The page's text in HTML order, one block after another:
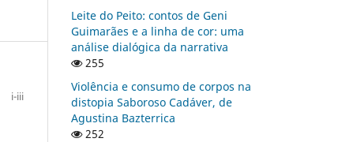
i-iii
Leite do Peito: contos de Geni
Guimarães e a linha de cor: uma
análise dialógica da narrativa
255
Violência e consumo de corpos na
distopia Saboroso Cadáver, de
Agustina Bazterrica
252